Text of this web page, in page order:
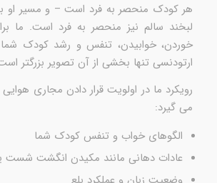
هر کودک منحصر به فرد است – و مسیر او
لبخند سالم نیز منحصر به فرد است. ما
خوردن، خوابیدن، تنفس و رشد کودک
ارتودنسی تنها بخشی از آن تصویر بزرگتر
رویکرد ما در اولویت قرار دادن مجاری هوایی
می گیرد:
الگوهای خواب و تنفس کودک شما
عادات دهانی مانند مکیدن انگشت شست